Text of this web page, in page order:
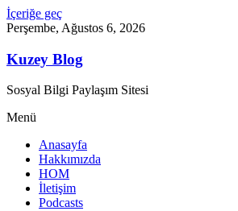
İçeriğe geç
Perşembe, Ağustos 6, 2026
Kuzey Blog
Sosyal Bilgi Paylaşım Sitesi
Menü
Anasayfa
Hakkımızda
HOM
İletişim
Podcasts